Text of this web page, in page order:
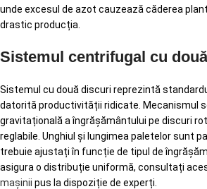
unde excesul de azot cauzează căderea
drastic producția.
Sistemul centrifugal cu
Sistemul cu două discuri reprezintă
datorită productivității ridicate. Mecanismul
gravitațională a îngrășământului pe discuri
reglabile. Unghiul și lungimea paletelor sunt
trebuie ajustați în funcție de tipul de
asigura o distribuție uniformă, consultați
mașinii pus la dispoziție de experți.